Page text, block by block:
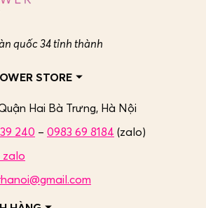
quốc 34 tỉnh thành
STORE
Hai Bà Trưng, Hà Nội
240 – 0983 69 8184 (zalo)
zalo